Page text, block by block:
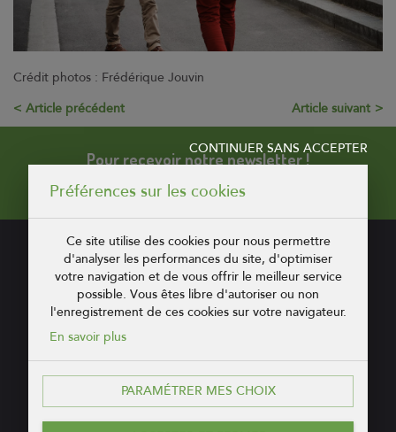
Crédit photos : Frédérique Jouvin
Article précédent Article suivant
Pour recevoir notre newsletter !
CONTACT
17, boulevard de la Tour d'Auvergne
35000RENNES
Suivez-nous sur
CONTINUER SANS ACCEPTER
Préférences sur les cookies
Ce site utilise des cookies pour nous permettre
d'analyser les performances du site, d'optimiser
votre navigation et de vous offrir le meilleur service
possible. Vous êtes libre d'autoriser ou non
l'enregistrement de ces cookies sur votre navigateur.
En savoir plus
PARAMÉTRER MES CHOIX